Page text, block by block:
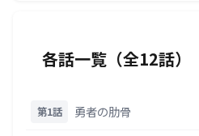
各話一覧（全12話）
第1話 勇者の肋骨